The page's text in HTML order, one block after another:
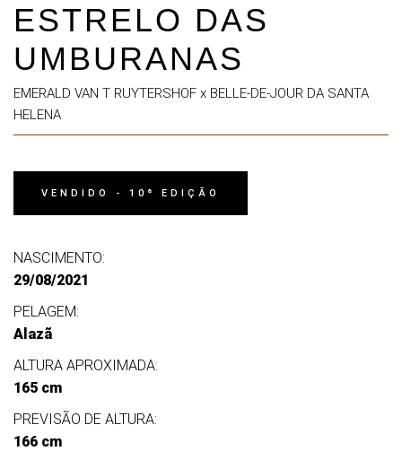
ESTRELO DAS
UMBURANAS
EMERALD VAN T RUYTERSHOF x BELLE-DE-JOUR DA SANTA
HELENA
VENDIDO - 10ª EDIÇÃO
NASCIMENTO:
29/08/2021
PELAGEM:
Alazã
ALTURA APROXIMADA:
165 cm
PREVISÃO DE ALTURA:
166 cm